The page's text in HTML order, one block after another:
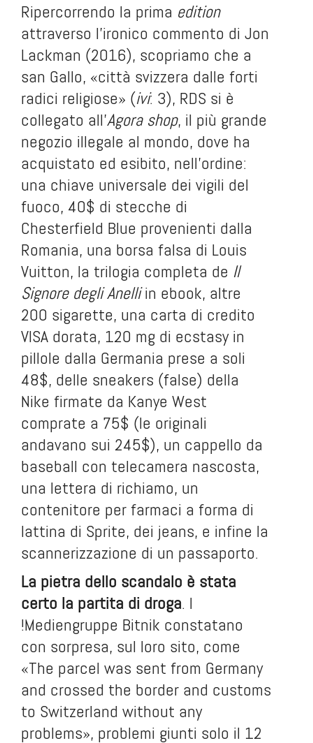
Ripercorrendo la prima edition
attraverso l’ironico commento di Jon
Lackman (2016), scopriamo che a
san Gallo, «città svizzera dalle forti
radici religiose» (ivi: 3), RDS si è
collegato all’Agora shop, il più grande
negozio illegale al mondo, dove ha
acquistato ed esibito, nell’ordine:
una chiave universale dei vigili del
fuoco, 40$ di stecche di
Chesterfield Blue provenienti dalla
Romania, una borsa falsa di Louis
Vuitton, la trilogia completa de Il
Signore degli Anelliin ebook, altre
200 sigarette, una carta di credito
VISA dorata, 120 mg di ecstasy in
pillole dalla Germania prese a soli
48$, delle sneakers (false) della
Nike firmate da Kanye West
comprate a 75$ (le originali
andavano sui 245$), un cappello da
baseball con telecamera nascosta,
una lettera di richiamo, un
contenitore per farmaci a forma di
lattina di Sprite, dei jeans, e infine la
scannerizzazione di un passaporto.
La pietra dello scandalo è stata
certo la partita di droga. I
!Mediengruppe Bitnik constatano
con sorpresa, sul loro sito, come
«The parcel was sent from Germany
and crossed the border and customs
to Switzerland without any
problems», problemi giunti solo il 12